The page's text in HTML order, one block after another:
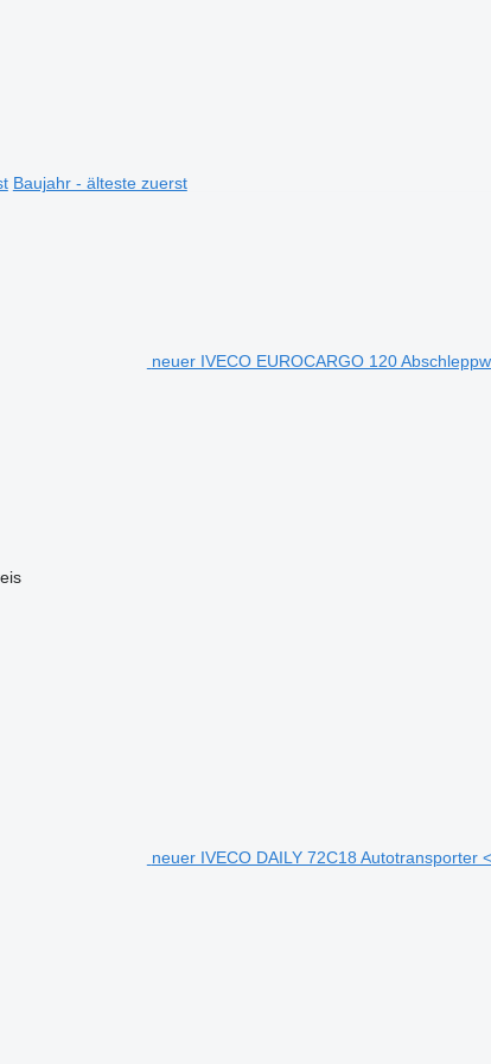
Baujahr - älteste zuerst
neuer IVECO EUROCARGO 120
neuer IVECO DAILY 72C18 Autotransporter